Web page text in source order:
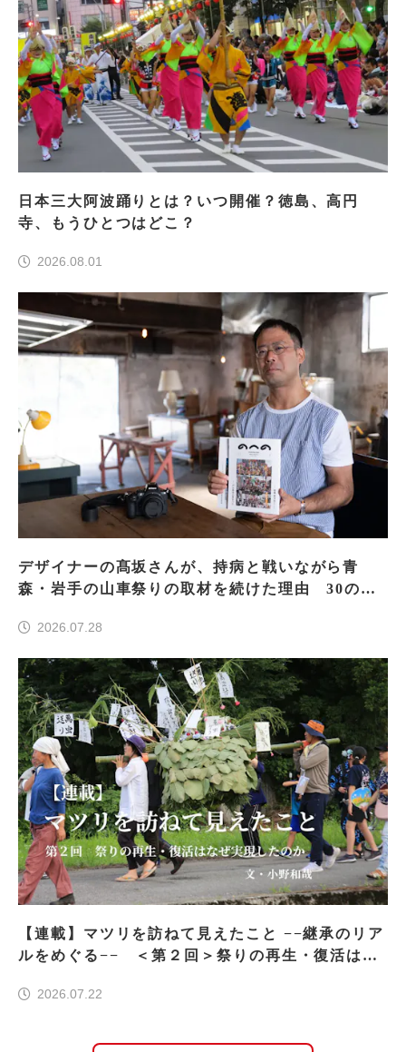
日本三大阿波踊りとは？いつ開催？徳島、高円
寺、もうひとつはどこ？
2026.08.01
デザイナーの髙坂さんが、持病と戦いながら青
森・岩手の山車祭りの取材を続けた理由 30の山
2026.07.28
【連載】マツリを訪ねて見えたこと −−継承のリア
ルをめぐる−− ＜第２回＞祭りの再生・復活はな
2026.07.22